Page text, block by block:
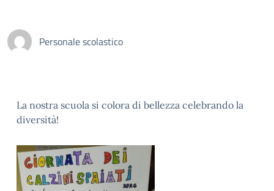
Personale scolastico
La nostra scuola si colora di bellezza celebrando la
diversità!